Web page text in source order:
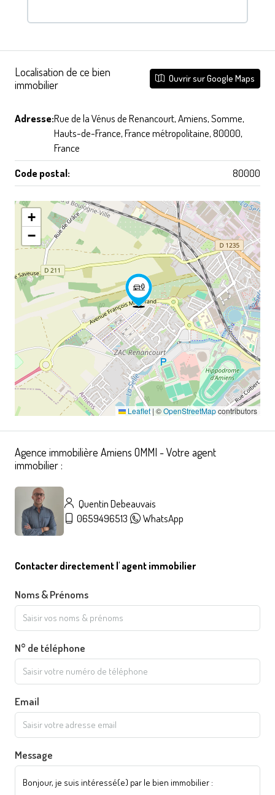
Localisation de ce bien
immobilier
Ouvrir sur Google Maps
Adresse:Rue de la Vénus de Renancourt, Amiens, Somme,
Hauts-de-France, France métropolitaine, 80000,
France
Code postal:
80000
+
−
Leaflet | ©OpenStreetMapcontributors
Agence immobilière Amiens OMMI - Votre agent
immobilier :
Quentin Debeauvais
0659496513
WhatsApp
Contacter directement l' agent immobilier
Noms & Prénoms
N° de téléphone
Email
Message